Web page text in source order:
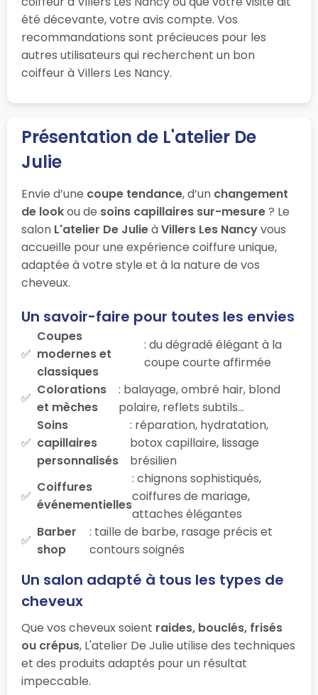
été décevante, votre avis compte. Vos
recommandations sont précieuces pour les
autres utilisateurs qui recherchent un bon
coiffeur à Villers Les Nancy.
Présentation de L'atelier De
Julie
Envie d’une coupe tendance, d’un changement
de lookou de soins capillaires sur-mesure? Le
salon L'atelier De JulieàVillers Les Nancyvous
accueille pour une expérience coiffure unique,
adaptée à votre style et à la nature de vos
cheveux.
Un savoir-faire pour toutes les envies
Coupes
modernes et
classiques
: du dégradé élégant à la
coupe courte affirmée
Colorations
et mèches
: balayage, ombré hair, blond
polaire, reflets subtils…
Soins
capillaires
personnalisés
: réparation, hydratation,
botox capillaire, lissage
brésilien
Coiffures
événementielles
: chignons sophistiqués,
coiffures de mariage,
attaches élégantes
Barber
shop
: taille de barbe, rasage précis et
contours soignés
Un salon adapté à tous les types de
cheveux
Que vos cheveux soient raides, bouclés, frisés
ou crépus, L'atelier De Julie utilise des techniques
et des produits adaptés pour un résultat
impeccable.